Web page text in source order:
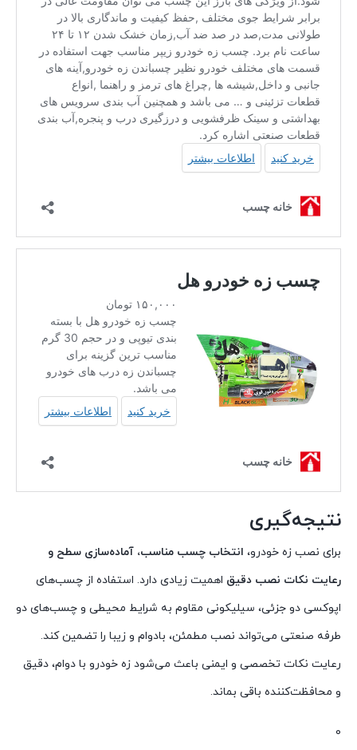
نتیجه‌گیری
برای نصب زه خودرو، انتخاب چسب مناسب، آماده‌سازی سطح و
رعایت نکات نصب دقیق اهمیت زیادی دارد. استفاده از چسب‌های
اپوکسی دو جزئی، سیلیکونی مقاوم به شرایط محیطی و چسب‌های دو
طرفه صنعتی می‌تواند نصب مطمئن، بادوام و زیبا را تضمین کند.
رعایت نکات تخصصی و ایمنی باعث می‌شود زه خودرو با دوام، دقیق
و محافظت‌کننده باقی بماند.
0